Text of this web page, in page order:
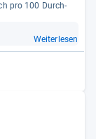
pro 100 Durch­
Weiterlesen